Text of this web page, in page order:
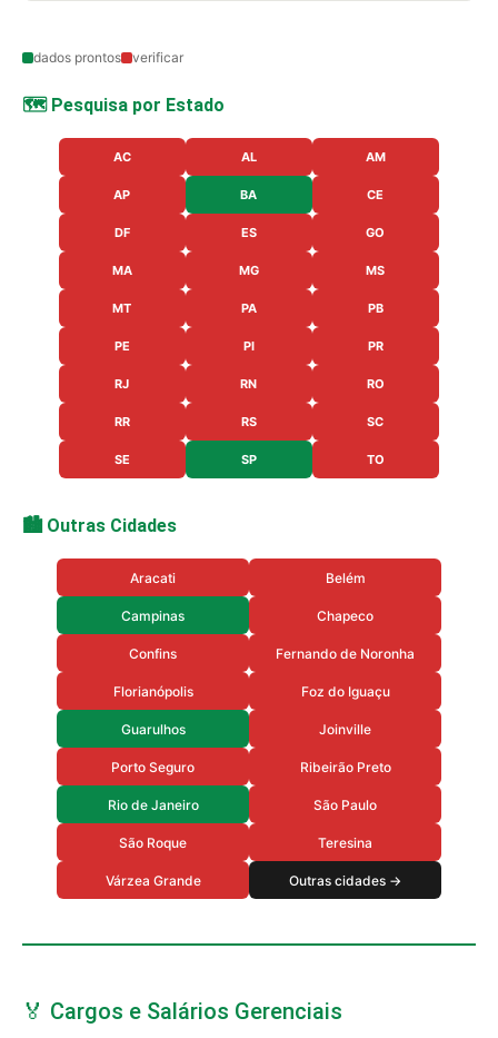
dados prontos verificar
🗺️ Pesquisa por Estado
AC AL AM
AP BA CE
DF ES GO
MA MG MS
MT PA PB
PE PI PR
RJ RN RO
RR RS SC
SE SP TO
🏙️ Outras Cidades
Aracati Belém
Campinas Chapeco
Confins Fernando de Noronha
Florianópolis Foz do Iguaçu
Guarulhos Joinville
Porto Seguro Ribeirão Preto
Rio de Janeiro São Paulo
São Roque Teresina
Várzea Grande Outras cidades →
🏅 Cargos e Salários Gerenciais